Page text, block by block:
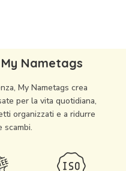
Nametags
My Nametags crea
per la vita quotidiana,
organizzati e a ridurre
scambi.